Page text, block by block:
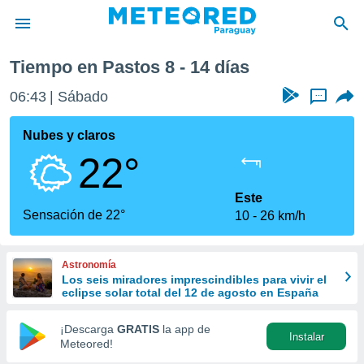
de
ha
calidad.
a este
las
y
forma
digital
basada
Tiempo en Pastos 8 - 14 días
06:43 Sábado ...
Nubes y claros
22°
Sensación de 22°
Este
10
26 km/h
Astronomía
Los seis miradores imprescindibles para vivir el
eclipse solar total del 12 de agosto en España
¡Descarga GRATIS la app de
Meteored!
Instalar